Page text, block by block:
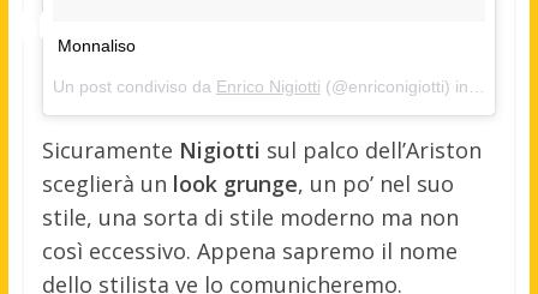
Monnaliso
Un post condiviso da Enrico Nigiotti (@enriconigiotti) in data:
Sicuramente Nigiotti sul palco dell’Ariston
sceglierà un look grunge, un po’ nel suo
stile, una sorta di stile moderno ma non
così eccessivo. Appena sapremo il nome
dello stilista ve lo comunicheremo.